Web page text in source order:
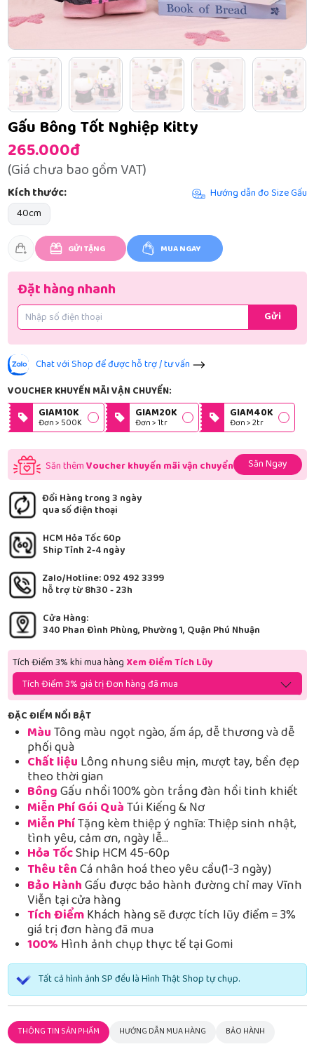
Gấu Bông Tốt Nghiệp Kitty
265.000đ
(Giá chưa bao gồm VAT)
Kích thước:
Hướng dẫn đo Size Gấu
40cm
GỬI TẶNG MUA NGAY
Đặt hàng nhanh
Gửi
Chat với Shop để được hỗ trợ / tư vấn
VOUCHER KHUYẾN MÃI VẬN CHUYỂN:
GIAM10K
Đơn > 500K
GIAM20K
Đơn > 1tr
GIAM40K
Đơn > 2tr
Săn thêmVoucher khuyến mãi vận chuyển Săn Ngay
Đổi Hàng trong 3 ngày
qua số điện thoại
HCM Hỏa Tốc 60p
Ship Tỉnh 2-4 ngày
Zalo/Hotline: 092 492 3399
hỗ trợ từ 8h30 - 23h
Cửa Hàng:
340 Phan Đình Phùng, Phường 1, Quận Phú Nhuận
Tích Điểm 3% khi mua hàng Xem Điểm Tích Lũy
Tích Điểm 3% giá trị Đơn hàng đã mua
ĐẶC ĐIỂM NỔI BẬT
MàuTông màu ngọt ngào, ấm áp, dễ thương và dễ
phối quà
Chất liệu Lông nhung siêu mịn, mượt tay, bền đẹp
theo thời gian
BôngGấu nhồi 100% gòn trắng đàn hồi tinh khiết
Miễn Phí Gói QuàTúi Kiếng & Nơ
Miễn PhíTặng kèm thiệp ý nghĩa: Thiệp sinh nhật,
tình yêu, cảm ơn, ngày lễ…
Hỏa TốcShip HCM 45-60p
Thêu tênCá nhân hoá theo yêu cầu(1-3 ngày)
Bảo HànhGấu được bảo hành đường chỉ may Vĩnh
Viễn tại cửa hàng
Tích ĐiểmKhách hàng sẽ được tích lũy điểm = 3%
giá trị đơn hàng đã mua
100% Hình ảnh chụp thực tế tại Gomi
Tất cả hình ảnh SP đều là Hình Thật Shop tự chụp.
THÔNG TIN SẢN PHẨM HƯỚNG DẪN MUA HÀNG BẢO HÀNH